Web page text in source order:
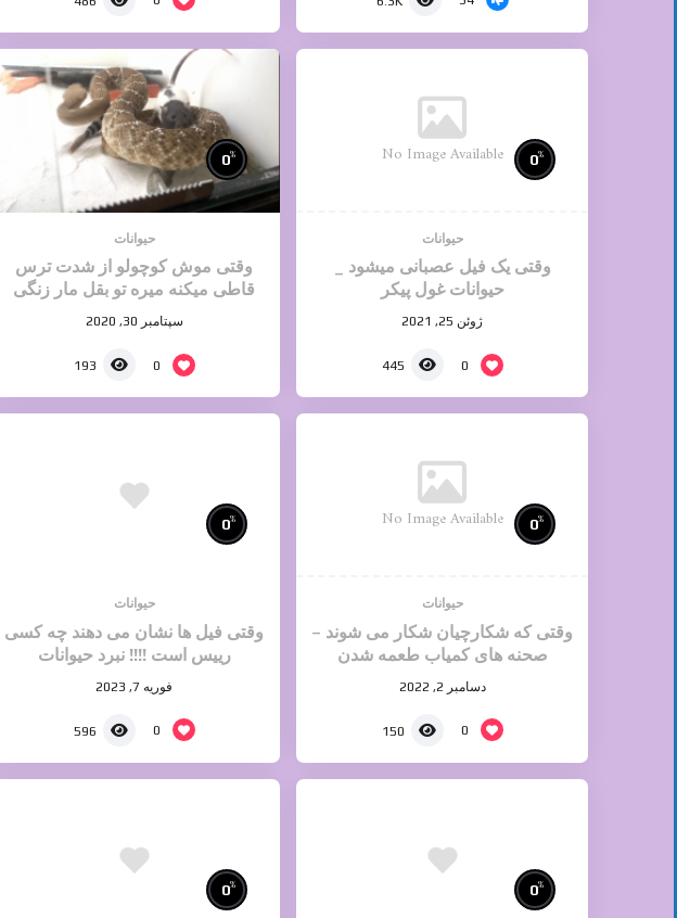
No Image Available 0%
حیوانات
وقتی یک فیل عصبانی میشود _
حیوانات غول پیکر
ژوئن 25, 2021
0
445
0%
حیوانات
وقتی موش کوچولو از شدت ترس
قاطی میکنه میره تو بقل مار زنگی
وحشتناک HD
سپتامبر 30, 2020
0
193
No Image Available 0%
حیوانات
وقتی که شکارچیان شکار می شوند –
صحنه های کمیاب طعمه شدن
شکارچیاندسامبر 2, 2022
0
150
0%
حیوانات
وقتی فیل ها نشان می دهند چه کسی
رییس است !!!! نبرد حیوانات
فوریه 7, 2023
0
596
0%
0%